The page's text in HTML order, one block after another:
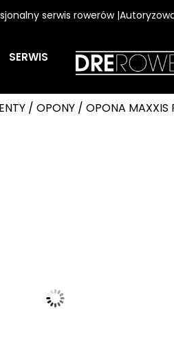
serwis rowerów
SERWIS
/ OPONY/ OPONA MAXXIS